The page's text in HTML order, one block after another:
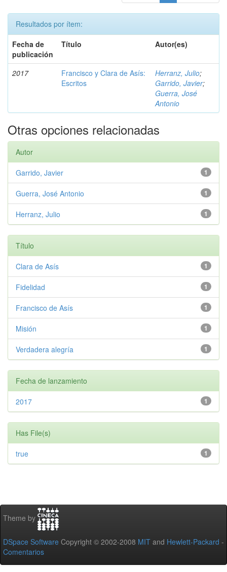
Resultados por ítem:
Fecha de
publicación
Título Autor(es)
2017
Francisco y Clara de Asís:
Escritos
Herranz, Julio;
Garrido, Javier;
Guerra, José
Antonio
Otras opciones relacionadas
Autor
1
Garrido, Javier
1
Guerra, José Antonio
1
Herranz, Julio
Título
1
Clara de Asís
1
Fidelidad
1
Francisco de Asís
1
Misión
1
Verdadera alegría
Fecha de lanzamiento
1
2017
Has File(s)
1
true
Theme by
DSpace Software Copyright © 2002-2008 MIT and Hewlett-Packard -
Comentarios